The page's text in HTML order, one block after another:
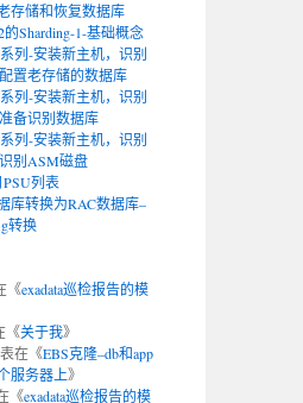
存储和恢复数据库
的Sharding-1-基础概念
系列-安装新主机，识别
置老存储的数据库
系列-安装新主机，识别
备识别数据库
系列-安装新主机，识别
别ASM磁盘
PSU列表
库转换为RAC数据库–
转换
《exadata巡检报告的模
《关于我》
在《EBS克隆–db和app
服务器上》
《exadata巡检报告的模